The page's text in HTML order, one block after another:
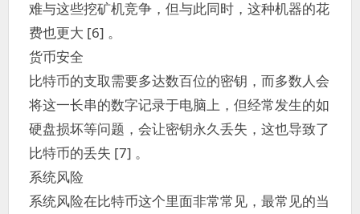
难与这些挖矿机竞争，但与此同时，这种机器的花
费也更大 [6] 。
货币安全
比特币的支取需要多达数百位的密钥，而多数人会
将这一长串的数字记录于电脑上，但经常发生的如
硬盘损坏等问题，会让密钥永久丢失，这也导致了
比特币的丢失 [7] 。
系统风险
系统风险在比特币这个里面非常常见，最常见的当